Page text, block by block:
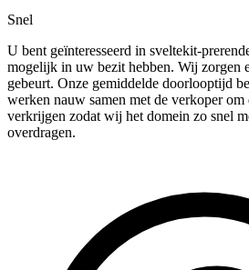
Snel
U bent geïnteresseerd in sveltekit-
mogelijk in uw bezit hebben. Wij zorgen
gebeurt. Onze gemiddelde doorlooptijd
werken nauw samen met de verkoper om
verkrijgen zodat wij het domein zo snel
overdragen.